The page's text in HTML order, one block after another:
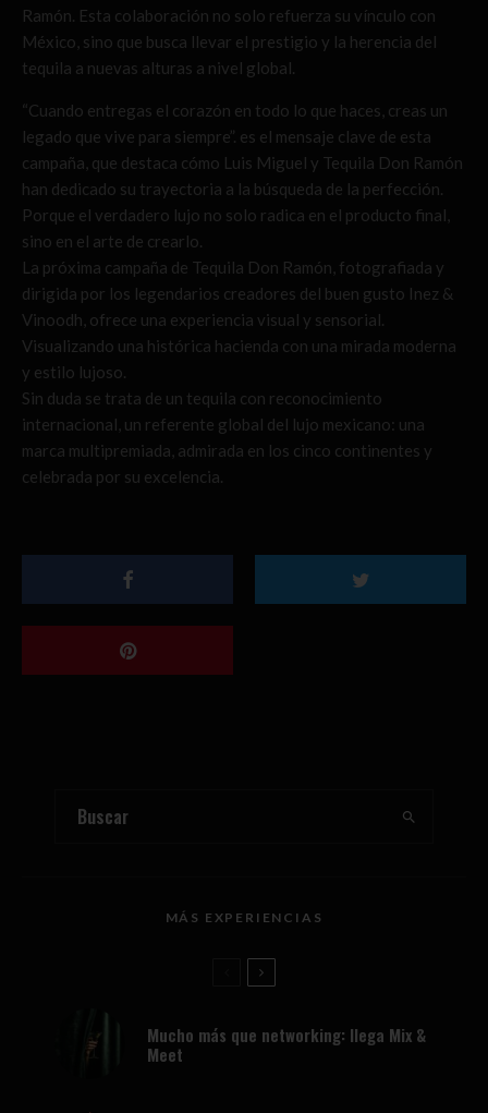
Ramón. Esta colaboración no solo refuerza su vínculo con
México, sino que busca llevar el prestigio y la herencia del
tequila a nuevas alturas a nivel global.
“Cuando entregas el corazón en todo lo que haces, creas un
legado que vive para siempre”. es el mensaje clave de esta
campaña, que destaca cómo Luis Miguel y Tequila Don Ramón
han dedicado su trayectoria a la búsqueda de la perfección.
Porque el verdadero lujo no solo radica en el producto final,
sino en el arte de crearlo.
La próxima campaña de Tequila Don Ramón, fotografiada y
dirigida por los legendarios creadores del buen gusto Inez &
Vinoodh, ofrece una experiencia visual y sensorial.
Visualizando una histórica hacienda con una mirada moderna
y estilo lujoso.
Sin duda se trata de un tequila con reconocimiento
internacional, un referente global del lujo mexicano: una
marca multipremiada, admirada en los cinco continentes y
celebrada por su excelencia.
MÁS EXPERIENCIAS
Mucho más que networking: llega Mix &
Meet